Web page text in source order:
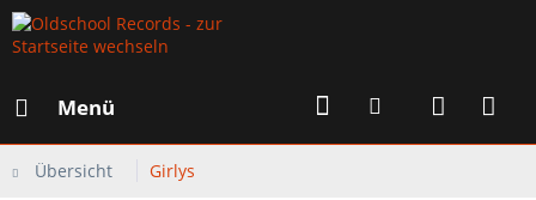
Menü
Übersicht Girlys